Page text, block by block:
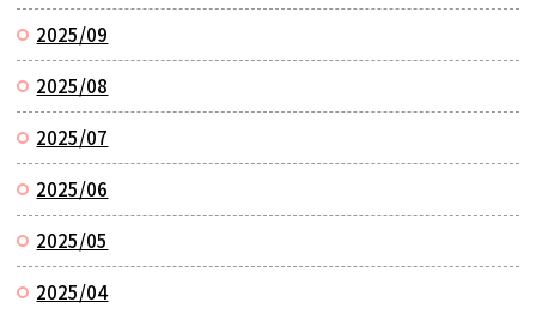
2025/09
2025/08
2025/07
2025/06
2025/05
2025/04